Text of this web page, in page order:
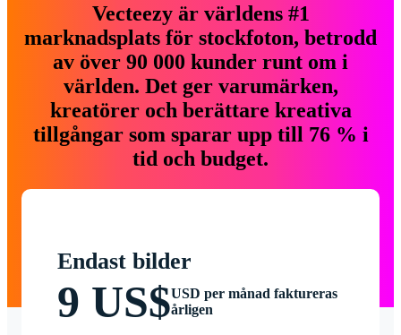
Vecteezy är världens #1
marknadsplats för stockfoton, betrodd
av över 90 000 kunder runt om i
världen. Det ger varumärken,
kreatörer och berättare kreativa
tillgångar som sparar upp till 76 % i
tid och budget.
Endast bilder
9 US$USD per månad faktureras
årligen